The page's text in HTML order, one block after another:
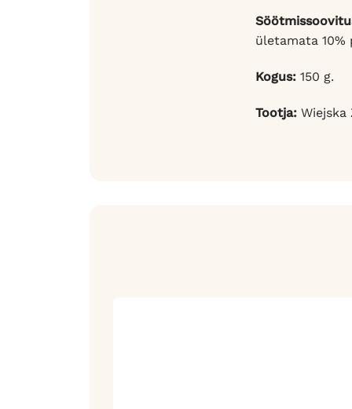
ületamata 10%
Kogus: 150 g.
Tootja: Wiejska